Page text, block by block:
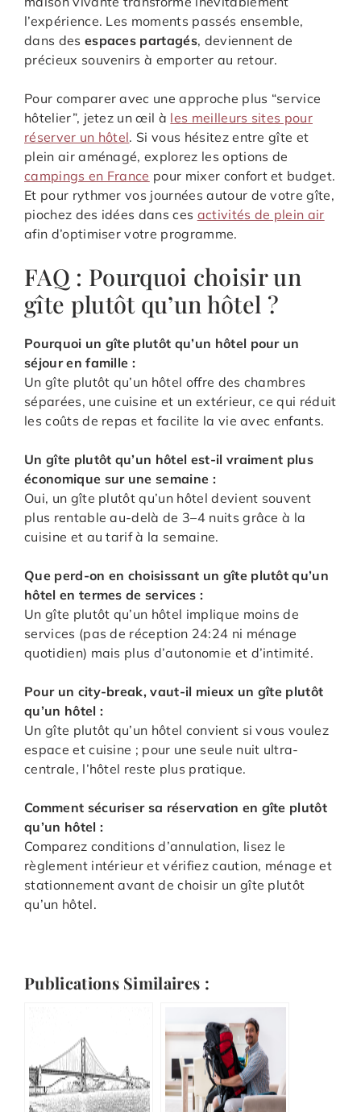
l’expérience. Les moments passés ensemble,
dans des espaces partagés, deviennent de
précieux souvenirs à emporter au retour.
Pour comparer avec une approche plus “service
hôtelier”, jetez un œil à les meilleurs sites pour
réserver un hôtel. Si vous hésitez entre gîte et
plein air aménagé, explorez les options de
campings en France pour mixer confort et budget.
Et pour rythmer vos journées autour de votre gîte,
piochez des idées dans ces activités de plein air
afin d’optimiser votre programme.
FAQ : Pourquoi choisir un
gîte plutôt qu’un hôtel ?
Pourquoi un gîte plutôt qu’un hôtel pour un
séjour en famille :
Un gîte plutôt qu’un hôtel offre des chambres
séparées, une cuisine et un extérieur, ce qui réduit
les coûts de repas et facilite la vie avec enfants.
Un gîte plutôt qu’un hôtel est-il vraiment plus
économique sur une semaine :
Oui, un gîte plutôt qu’un hôtel devient souvent
plus rentable au-delà de 3–4 nuits grâce à la
cuisine et au tarif à la semaine.
Que perd-on en choisissant un gîte plutôt qu’un
hôtel en termes de services :
Un gîte plutôt qu’un hôtel implique moins de
services (pas de réception 24:24 ni ménage
quotidien) mais plus d’autonomie et d’intimité.
Pour un city-break, vaut-il mieux un gîte plutôt
qu’un hôtel :
Un gîte plutôt qu’un hôtel convient si vous voulez
espace et cuisine ; pour une seule nuit ultra-
centrale, l’hôtel reste plus pratique.
Comment sécuriser sa réservation en gîte plutôt
qu’un hôtel :
Comparez conditions d’annulation, lisez le
règlement intérieur et vérifiez caution, ménage et
stationnement avant de choisir un gîte plutôt
qu’un hôtel.
Publications Similaires :